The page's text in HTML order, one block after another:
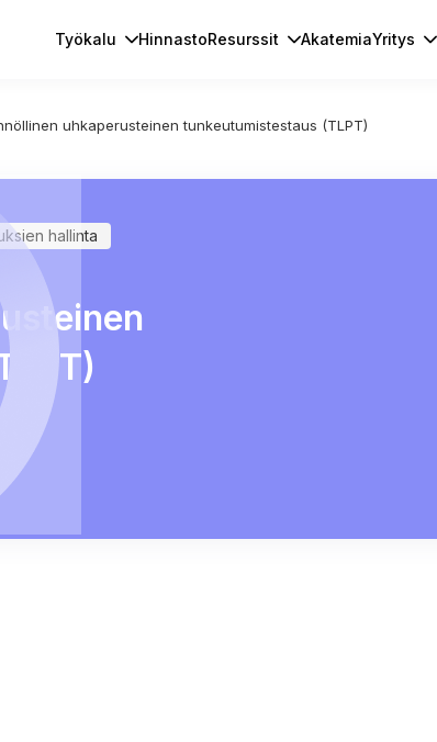
Työkalu HinnastoResurssit AkatemiaYritys
uhkaperusteinen tunkeutumistestaus (TLPT)
hallinta